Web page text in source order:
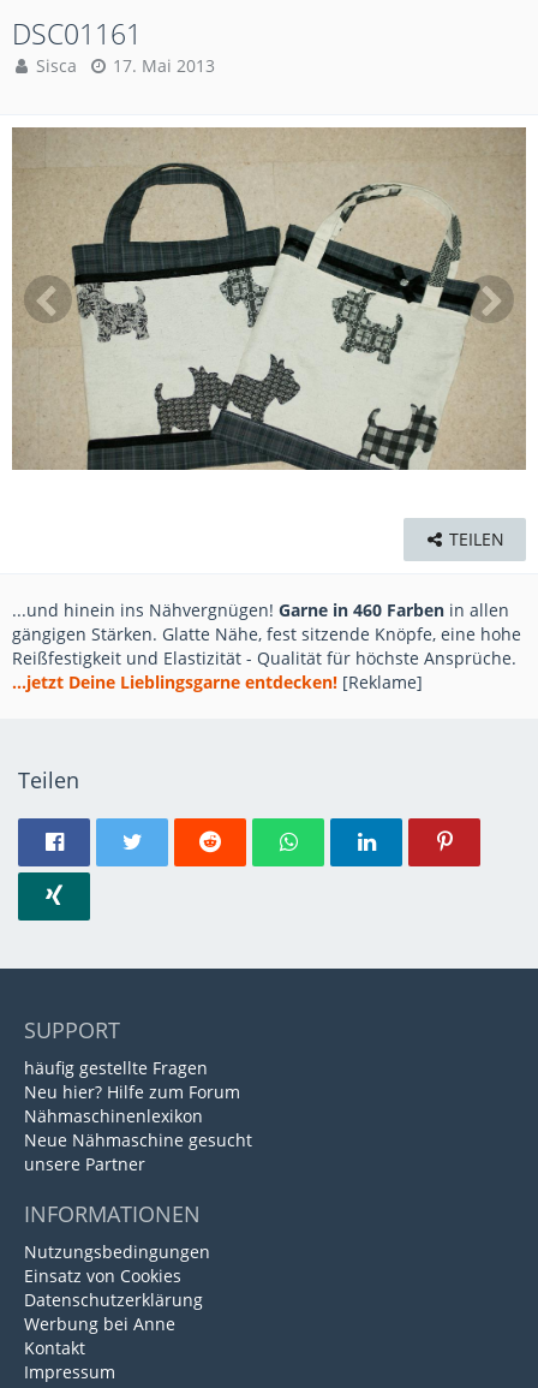
DSC01161
Sisca 17. Mai 2013
TEILEN
...und hinein ins Nähvergnügen! Garne in 460 Farben in allen
gängigen Stärken. Glatte Nähe, fest sitzende Knöpfe, eine hohe
Reißfestigkeit und Elastizität - Qualität für höchste Ansprüche.
...jetzt Deine Lieblingsgarne entdecken! [Reklame]
Teilen
SUPPORT
häufig gestellte Fragen
Neu hier? Hilfe zum Forum
Nähmaschinenlexikon
Neue Nähmaschine gesucht
unsere Partner
INFORMATIONEN
Nutzungsbedingungen
Einsatz von Cookies
Datenschutzerklärung
Werbung bei Anne
Kontakt
Impressum